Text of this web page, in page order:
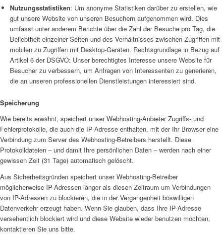
Nutzungsstatistiken: Um anonyme Statistiken darüber zu erstellen, wie
gut unsere Website von unseren Besuchern aufgenommen wird. Dies
umfasst unter anderem Berichte über die Zahl der Besuche pro Tag, die
Beliebtheit einzelner Seiten und des Verhältnisses zwischen Zugriffen mit
mobilen zu Zugriffen mit Desktop-Geräten. Rechtsgrundlage in Bezug auf
Artikel 6 der DSGVO: Unser berechtigtes Interesse unsere Website für
Besucher zu verbessern, um Anfragen von Interessenten zu generieren,
die an unseren professionellen Dienstleistungen interessiert sind.
Speicherung
Wie bereits erwähnt, speichert unser Webhosting-Anbieter Zugriffs- und
Fehlerprotokolle, die auch die IP-Adresse enthalten, mit der Ihr Browser eine
Verbindung zum Server des Webhosting-Betreibers herstellt. Diese
Protokolldateien – und damit Ihre persönlichen Daten – werden nach einer
gewissen Zeit (31 Tage) automatisch gelöscht.
Aus Sicherheitsgründen speichert unser Webhosting-Betreiber
möglicherweise IP-Adressen länger als diesen Zeitraum um Verbindungen
von IP-Adressen zu blockieren, die in der Vergangenheit böswilligen
Datenverkehr erzeugt haben. Wenn Sie glauben, dass Ihre IP-Adresse
versehentlich blockiert wird und diese Website wieder benutzen möchten,
kontaktieren Sie uns bitte.